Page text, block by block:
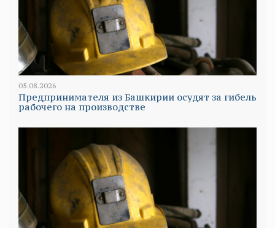
05.08.2026
Предпринимателя из Башкирии осудят за гибель
рабочего на производстве